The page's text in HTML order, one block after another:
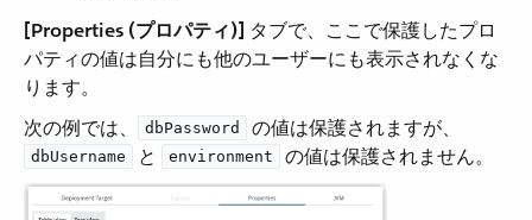
[Properties (プロパティ)] ​ タブで、ここで保護したプロ
パティの値は自分にも他のユーザーにも表示されなくな
ります。
次の例では、​
dbPassword ​ の値は保護されますが、​
dbUsername ​ と ​ environment ​ の値は保護されません。